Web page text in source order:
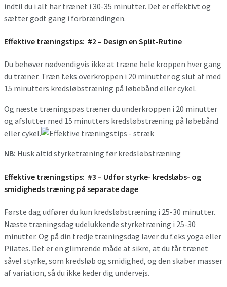
indtil du i alt har trænet i 30-35 minutter. Det er effektivt og
sætter godt gang i forbrændingen.
Effektive træningstips: #2 – Design en Split-Rutine
Du behøver nødvendigvis ikke at træne hele kroppen hver gang
du træner. Træn f.eks overkroppen i 20 minutter og slut af med
15 minutters kredsløbstræning på løbebånd eller cykel.
Og næste træningspas træner du underkroppen i 20 minutter
og afslutter med 15 minutters kredsløbstræning på løbebånd
eller cykel.
NB: Husk altid styrketræning før kredsløbstræning
Effektive træningstips: #3 – Udfør styrke- kredsløbs- og
smidigheds træning på separate dage
Første dag udfører du kun kredsløbstræning i 25-30 minutter.
Næste træningsdag udelukkende styrketræning i 25-30
minutter. Og på din tredje træningsdag laver du f.eks yoga eller
Pilates. Det er en glimrende måde at sikre, at du får trænet
såvel styrke, som kredsløb og smidighed, og den skaber masser
af variation, så du ikke keder dig undervejs.